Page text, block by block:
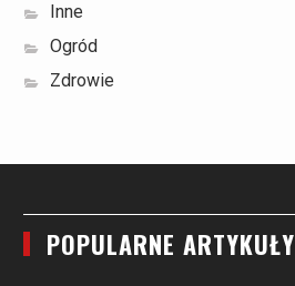
Inne
Ogród
Zdrowie
POPULARNE ARTYKUŁY